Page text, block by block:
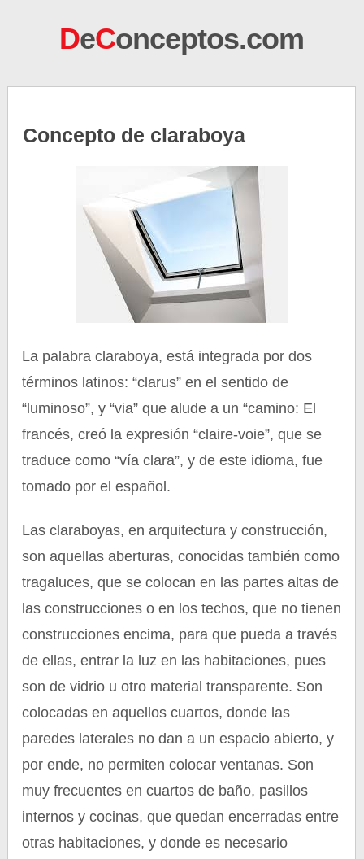
DeConceptos.com
Concepto de claraboya
La palabra claraboya, está integrada por dos
términos latinos: “clarus” en el sentido de
“luminoso”, y “via” que alude a un “camino: El
francés, creó la expresión “claire-voie”, que se
traduce como “vía clara”, y de este idioma, fue
tomado por el español.
Las claraboyas, en arquitectura y construcción,
son aquellas aberturas, conocidas también como
tragaluces, que se colocan en las partes altas de
las construcciones o en los techos, que no tienen
construcciones encima, para que pueda a través
de ellas, entrar la luz en las habitaciones, pues
son de vidrio u otro material transparente. Son
colocadas en aquellos cuartos, donde las
paredes laterales no dan a un espacio abierto, y
por ende, no permiten colocar ventanas. Son
muy frecuentes en cuartos de baño, pasillos
internos y cocinas, que quedan encerradas entre
otras habitaciones, y donde es necesario